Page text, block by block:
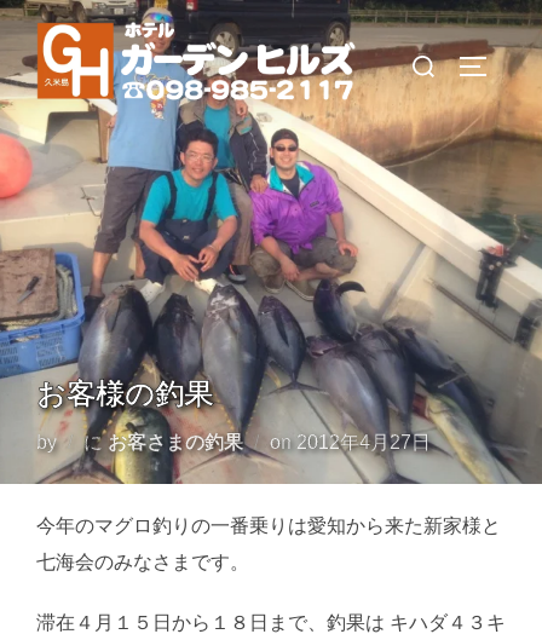
コ
テ
ン
ス
キ
ッ
プ
検
索
対
象:
サイド
お客様の釣果
by にお客さまの釣果 on 投
2012年4月27日
今年のマグロ釣りの一番乗りは愛知から来た新家様と
七海会のみなさまです。
滞在４月１５日から１８日まで、釣果は キハダ４３キ